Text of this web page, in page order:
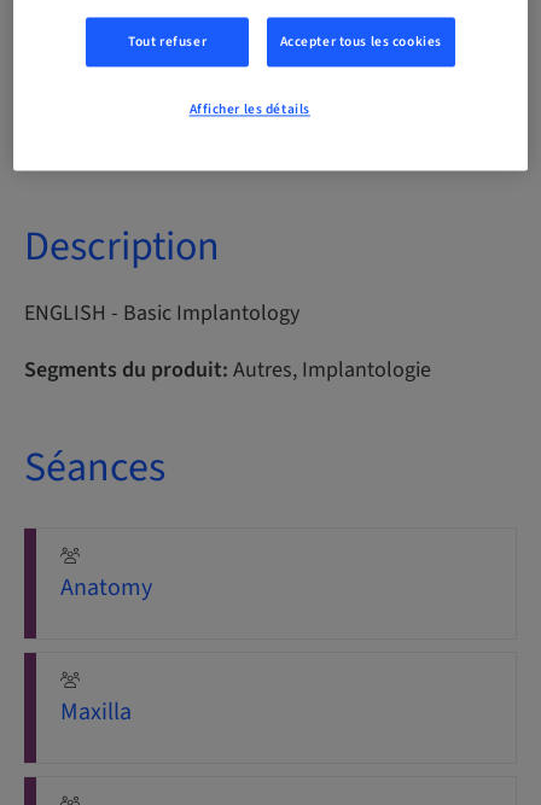
Cours en ligne
Description
ENGLISH - Basic Implantology
Segments du produit: Autres, Implantologie
Séances
Anatomy
Maxilla
Tout refuser Accepter tous les cookies
Afficher les détails